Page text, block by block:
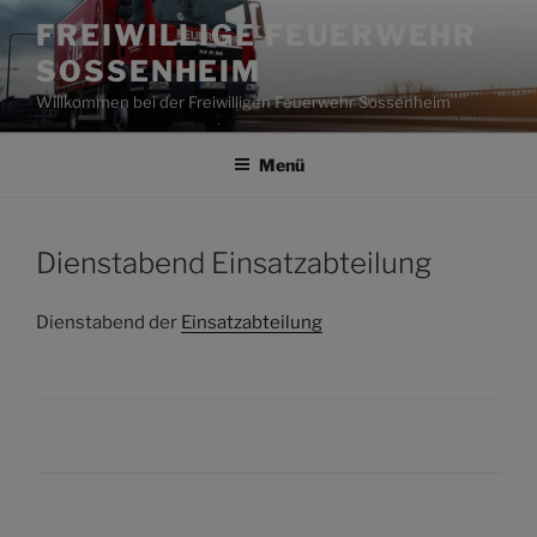
Zum
Inhalt
springen
FREIWILLIGE FEUERWEHR
SOSSENHEIM
Willkommen bei der Freiwilligen Feuerwehr Sossenheim
Menü
Dienstabend Einsatzabteilung
Dienstabend der Einsatzabteilung